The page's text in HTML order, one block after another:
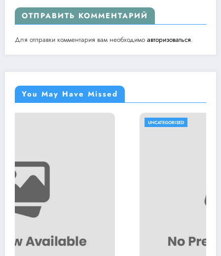
ОТПРАВИТЬ КОММЕНТАРИЙ
Для отправки комментария вам необходимо авторизоваться.
You May Have Missed